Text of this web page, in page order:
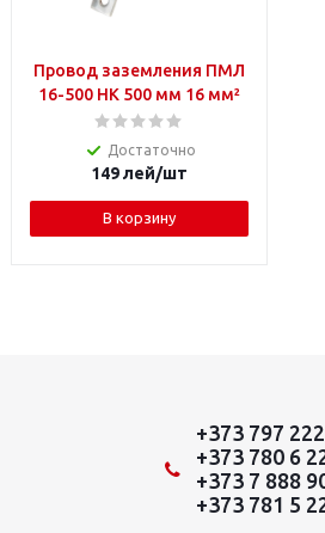
Провод заземления ПМЛ
16-500 НК 500 мм 16 мм²
Достаточно
149лей/шт
В корзину
+373 797
+373 780 6
+373 7 888
+373 781 5